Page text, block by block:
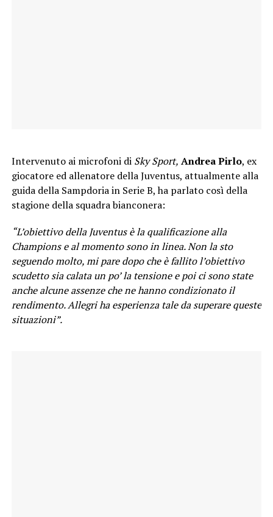
Intervenuto ai microfoni diSky Sport, Andrea Pirlo, ex
giocatore ed allenatore della Juventus, attualmente alla
guida della Sampdoria in Serie B, ha parlato così della
stagione della squadra bianconera:
“L’obiettivo della Juventus è la qualificazione alla
Champions e al momento sono in linea. Non la sto
seguendo molto, mi pare dopo che è fallito l’obiettivo
scudetto sia calata un po’ la tensione e poi ci sono state
anche alcune assenze che ne hanno condizionato il
rendimento. Allegri ha esperienza tale da superare queste
situazioni”.